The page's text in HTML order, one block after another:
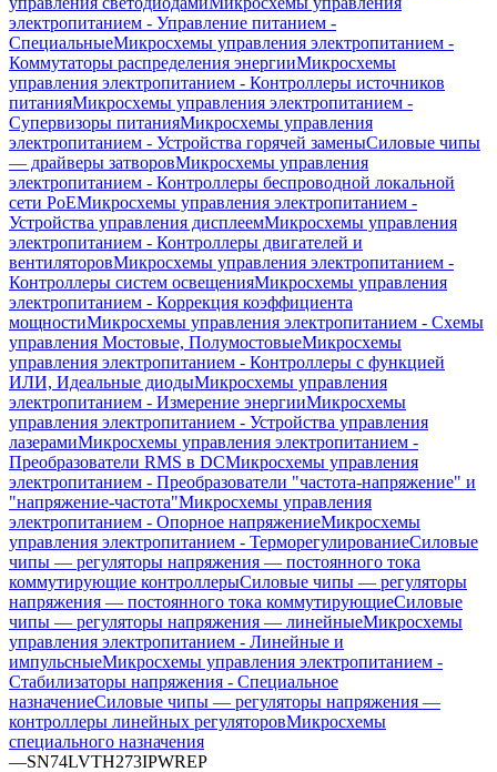
электропитанием - Управление питанием -
СпециальныеМикросхемы управления электропитанием -
Коммутаторы распределения энергииМикросхемы
управления электропитанием - Контроллеры источников
питанияМикросхемы управления электропитанием -
Супервизоры питанияМикросхемы управления
электропитанием - Устройства горячей заменыСиловые чипы
— драйверы затворовМикросхемы управления
электропитанием - Контроллеры беспроводной локальной
сети PoEМикросхемы управления электропитанием -
Устройства управления дисплеемМикросхемы управления
электропитанием - Контроллеры двигателей и
вентиляторовМикросхемы управления электропитанием -
Контроллеры систем освещенияМикросхемы управления
электропитанием - Коррекция коэффициента
мощностиМикросхемы управления электропитанием - Схемы
управления Мостовые, ПолумостовыеМикросхемы
управления электропитанием - Контроллеры с функцией
ИЛИ, Идеальные диодыМикросхемы управления
электропитанием - Измерение энергииМикросхемы
управления электропитанием - Устройства управления
лазерамиМикросхемы управления электропитанием -
Преобразователи RMS в DCМикросхемы управления
электропитанием - Преобразователи "частота-напряжение" и
"напряжение-частота"Микросхемы управления
электропитанием - Опорное напряжениеМикросхемы
управления электропитанием - ТерморегулированиеСиловые
чипы — регуляторы напряжения — постоянного тока
коммутирующие контроллерыСиловые чипы — регуляторы
напряжения — постоянного тока коммутирующиеСиловые
чипы — регуляторы напряжения — линейныеМикросхемы
управления электропитанием - Линейные и
импульсныеМикросхемы управления электропитанием -
Стабилизаторы напряжения - Специальное
назначениеСиловые чипы — регуляторы напряжения —
контроллеры линейных регуляторовМикросхемы
специального назначения
—SN74LVTH273IPWREP